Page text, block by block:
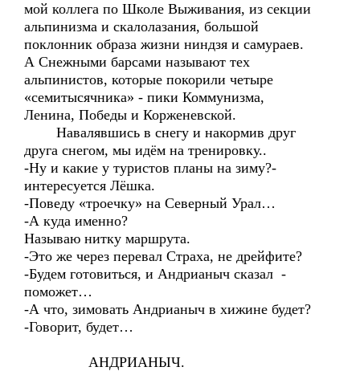
мой коллега по Школе Выживания, из секции
альпинизма и скалолазания, большой
поклонник образа жизни ниндзя и самураев.
А Снежными барсами называют тех
альпинистов, которые покорили четыре
«семитысячника» - пики Коммунизма,
Ленина, Победы и Корженевской.
Навалявшись в снегу и накормив друг
друга снегом, мы идём на тренировку..
-Ну и какие у туристов планы на зиму?-
интересуется Лёшка.
-Поведу «троечку» на Северный Урал…
-А куда именно?
Называю нитку маршрута.
-Это же через перевал Страха, не дрейфите?
-Будем готовиться, и Андрианыч сказал -
поможет…
-А что, зимовать Андрианыч в хижине будет?
-Говорит, будет…
АНДРИАНЫЧ.